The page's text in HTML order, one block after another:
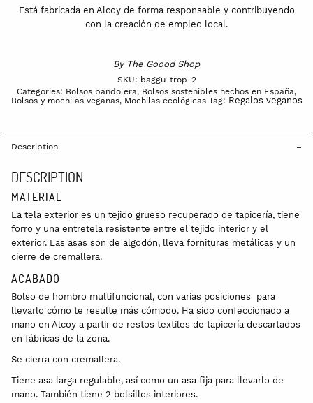
Está fabricada en Alcoy de forma responsable y contribuyendo
con la creación de empleo local.
By The Goood Shop
SKU: baggu-trop-2
Categories: Bolsos bandolera, Bolsos sostenibles hechos en España,
Bolsos y mochilas veganas, Mochilas ecológicas Tag: Regalos veganos
Description
DESCRIPTION
MATERIAL
La tela exterior es un tejido grueso recuperado de tapicería, tiene
forro y una entretela resistente entre el tejido interior y el
exterior. Las asas son de algodón, lleva fornituras metálicas y un
cierre de cremallera.
ACABADO
Bolso de hombro multifuncional, con varias posiciones para
llevarlo cómo te resulte más cómodo. Ha sido confeccionado a
mano en Alcoy a partir de restos textiles de tapicería descartados
en fábricas de la zona.
Se cierra con cremallera.
Tiene asa larga regulable, así como un asa fija para llevarlo de
mano. También tiene 2 bolsillos interiores.